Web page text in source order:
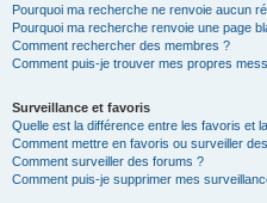
Pourquoi ma recherche ne renvoie aucun
Pourquoi ma recherche renvoie une page
Comment rechercher des membres ?
Comment puis-je trouver mes propres
Surveillance et favoris
Quelle est la différence entre les favoris et
Comment mettre en favoris ou surveiller
Comment surveiller des forums ?
Comment puis-je supprimer mes